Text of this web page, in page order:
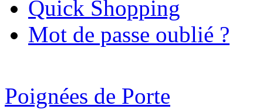
Quick Shopping
Mot de passe oublié ?
Poignées de Porte